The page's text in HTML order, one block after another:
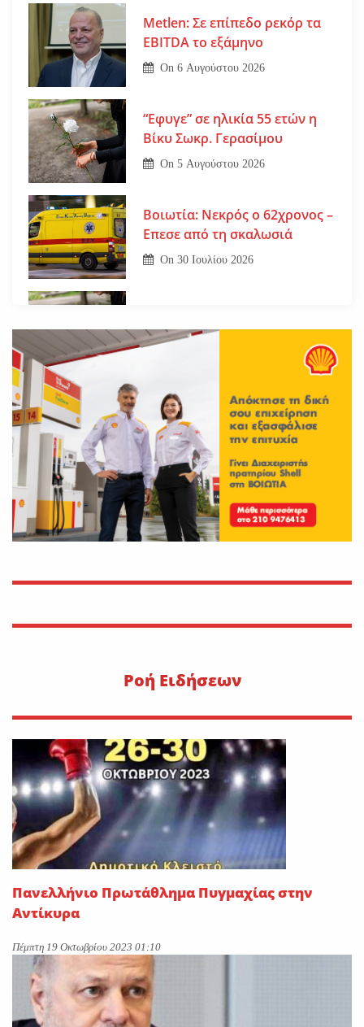
Metlen: Σε επίπεδο ρεκόρ τα
EBITDA το εξάμηνο
On6 Αυγούστου 2026
“Εφυγε” σε ηλικία 55 ετών η
Βίκυ Σωκρ. Γερασίμου
On5 Αυγούστου 2026
Βοιωτία: Νεκρός ο 62χρονος –
Επεσε από τη σκαλωσιά
On30 Ιουλίου 2026
Ευπραξία (Κουκουλούδη)
Νέο εργατικό δυστύχημα-
Νεκρός 59χρονος πατέρας
τριών παιδιών
On30 Ιουλίου 2026
Εφυγε από τη ζωή η Αγγελική
Σμυρναίου
Η METLEN υπογράφει
προμήθειας γαλλίου
On29 Ιουλίου 2026
“Εφυγε” ο Ιωάννης Δ.
Κωλέττης σε ηλικία 55 ετών
On 28 Ιουλίου 2026
Pοή Ειδήσεων
Πανελλήνιο Πρωτάθλημα Πυγμαχίας στην
Αντίκυρα
Πέμπτη 19 Οκτωβρίου 2023 01:10